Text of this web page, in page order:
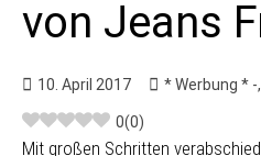
von Jeans
10. April 2017 * Werbung * -,
0(0)
Mit großen Schritten